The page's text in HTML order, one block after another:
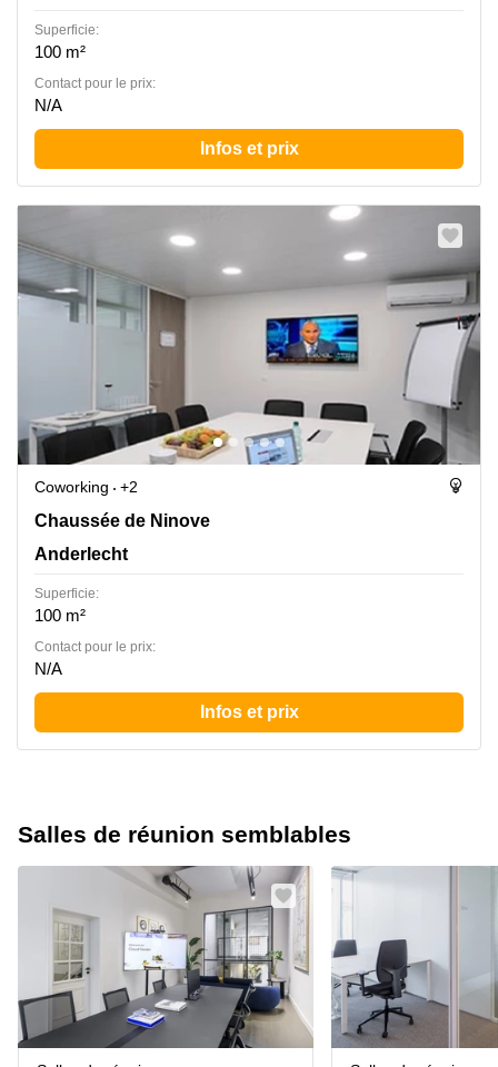
Superficie:
100 m²
Contact pour le prix:
N/A
Infos et prix
Coworking
+2
Chaussée de Ninove 62, Anderlecht
Chaussée de Ninove
Anderlecht
Superficie:
100 m²
Contact pour le prix:
N/A
Infos et prix
Salles de réunion semblables